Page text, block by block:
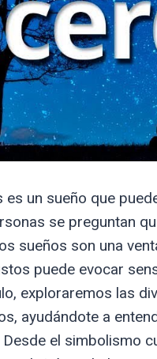
un sueño que
se preguntan
sueños son una
puede evocar
exploraremos las
ayudándote a
el simbolismo